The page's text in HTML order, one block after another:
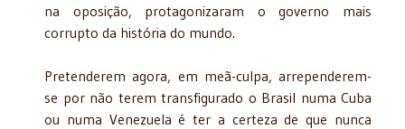
na oposição, protagonizaram o governo mais
corrupto da história do mundo.
Pretenderem agora, em meã-culpa, arrependerem-
se por não terem transfigurado o Brasil numa Cuba
ou numa Venezuela é ter a certeza de que nunca